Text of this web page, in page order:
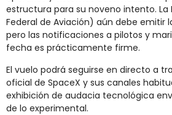
estructura para su noveno intento. La
Federal de Aviación) aún debe emitir
pero las notificaciones a pilotos y
fecha es prácticamente firme.
El vuelo podrá seguirse en directo a
oficial de SpaceX y sus canales
exhibición de audacia tecnológica
de lo experimental.